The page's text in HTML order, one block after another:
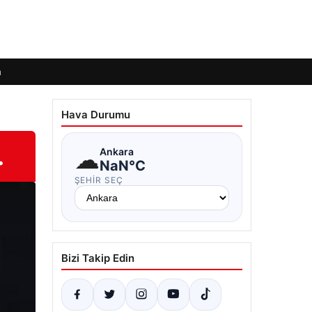
Hava Durumu
☁Ankara
NaN°C
ŞEHIR SEÇ
Bizi Takip Edin